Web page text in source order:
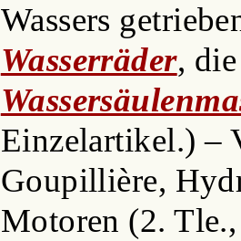
Wassers
Wasserräder,
Einzelartikel.) –
Goupillière,
Motoren (2.